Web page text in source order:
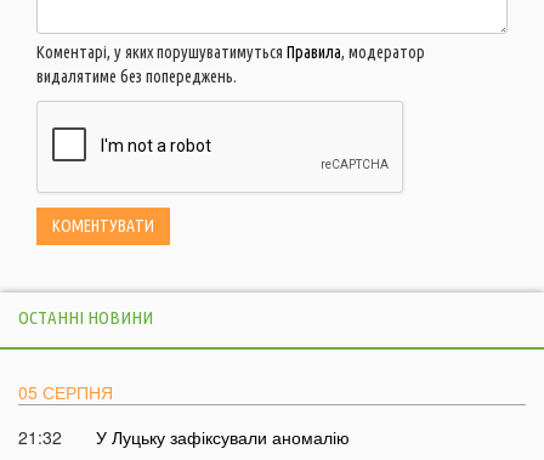
Коментарі, у яких порушуватимуться Правила, модератор
видалятиме без попереджень.
ОСТАННІ НОВИНИ
05 СЕРПНЯ
21:32
У Луцьку зафіксували аномалію